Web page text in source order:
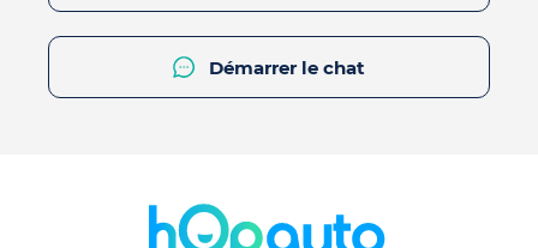
Démarrer le chat